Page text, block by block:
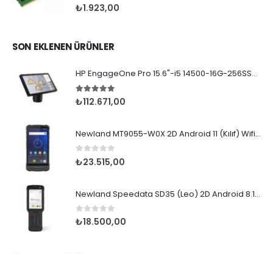
0 5 üzerinden
₺1.923,00
SON EKLENEN ÜRÜNLER
HP EngageOne Pro 15.6"-i5 14500-16G-256SSD-OST W11
5.00 5 üzerinden
₺112.671,00
Newland MT9055-W0X 2D Android 11 (Kılıf) Wifi BT
0 5 üzerinden
₺23.515,00
Newland Speedata SD35 (Leo) 2D Android 8.1 Wifi BT
0 5 üzerinden
₺18.500,00